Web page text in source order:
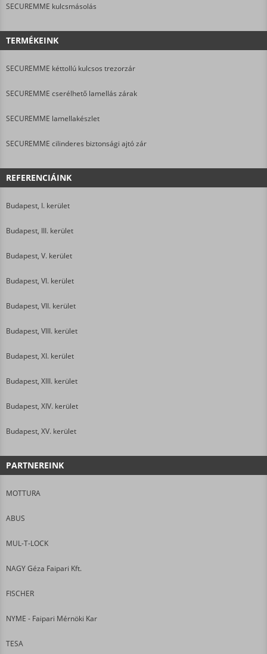
SECUREMME kulcsmásolás
TERMÉKEINK
SECUREMME kéttollú kulcsos trezorzár
SECUREMME cserélhető lamellás zárak
SECUREMME lamellakészlet
SECUREMME cilinderes biztonsági ajtó zár
REFERENCIÁINK
Budapest, I. kerület
Budapest, III. kerület
Budapest, V. kerület
Budapest, VI. kerület
Budapest, VII. kerület
Budapest, VIII. kerület
Budapest, XI. kerület
Budapest, XIII. kerület
Budapest, XIV. kerület
Budapest, XV. kerület
PARTNEREINK
MOTTURA
ABUS
MUL-T-LOCK
NAGY Géza Faipari Kft.
FISCHER
NYME - Faipari Mérnöki Kar
TESA